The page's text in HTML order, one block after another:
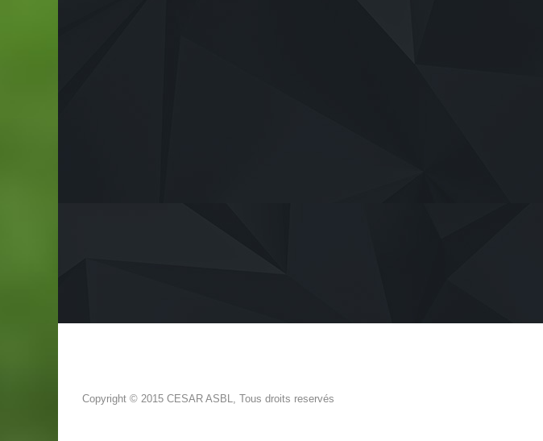
Copyright © 2015 CESAR ASBL, Tous droits reservés